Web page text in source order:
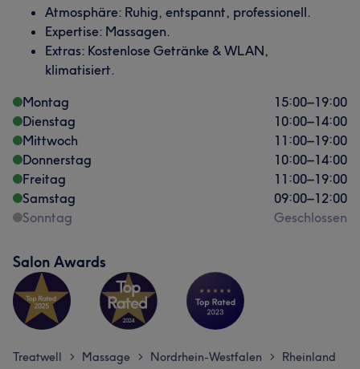
Atmosphäre: Ruhig, entspannt, professionell.
Expertise: Massagen.
Extras: Kostenlose Getränke & WLAN,
klimatisiert.
Montag
15:00–19:00
Dienstag
10:00–14:00
Mittwoch
11:00–19:00
Donnerstag
10:00–14:00
Freitag
11:00–19:00
Samstag
09:00–12:00
Sonntag
Geschlossen
Salon Awards
Treatwell > Massage > Nordrhein-Westfalen > Rheinland